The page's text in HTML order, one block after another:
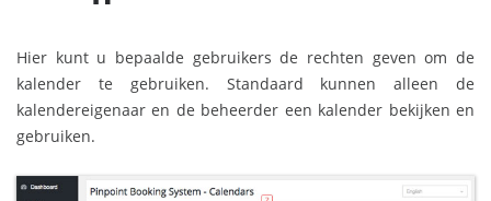
Hier kunt u bepaalde gebruikers de rechten geven om de
kalender te gebruiken. Standaard kunnen alleen de
kalendereigenaar en de beheerder een kalender bekijken en
gebruiken.